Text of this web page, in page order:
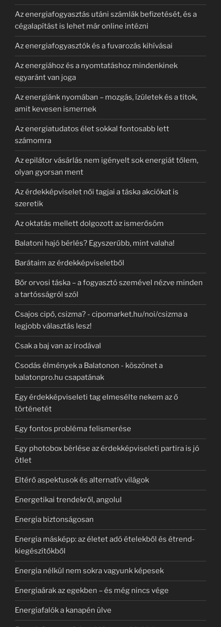
Az energiafogyasztás utáni számlák befizetését, és a
cégalapítást is lehet már online intézni
Az energiafogyasztók és a fuvarozás kihívásai
Az energiához és a nyomtatáshoz mindenkinek
egyaránt van joga
Az energiánk nyomában – mozgás, ízületek és a titok,
amit kevesen ismernek
Az energiatudatos élet sokkal fontosabb lett
számomra
Az epilátor vásárlás nem igényelt sok energiát tőlem,
olyan gyorsan ment
Az érdekképviselet női tagjai a táska akciókat is
szeretik
Az oktatás mellett dolgozott az ismerősöm
Balatoni hajó bérlés? Egyszerűbb, mint valaha!
Barátaim az érdekképviseletből
Bőr orvosi táska – a fogyasztó szemével nézve minden
a tartósságról szól
Csajos cipő, csizma? - cipomarket.hu/noi/csizma a
legjobb választás lesz!
Csak a baj van az irodával
Csodás élmények a Balatonon - köszönet a
balatonpro.hu csapatának
Egy érdekképviseleti tag elmesélte nekem az ő
történetét
Egy fontos probléma felismerése
Egy photobox bérlése az érdekképviseleti partira is jó
ötlet
Eltérő aspektusok és alternatív világok
Energetikai trendekről, angolul
Energia biztonságosan
Energia másképp: az életet adó ételekből és étrend-
kiegészítőkből
Energia nélkül nem sokra vagyunk képesek
Energiaárak az egekben – és még nincs vége
Energiafalók a kanapén ülve